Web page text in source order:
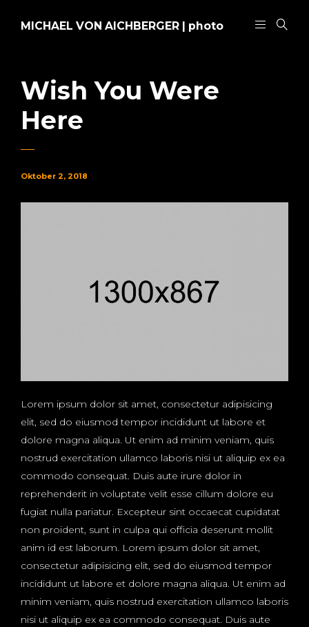
MICHAEL VON AICHBERGER | photo
Wish You Were
Here
Oktober 2, 2018
Lorem ipsum dolor sit amet, consectetur adipisicing
elit, sed do eiusmod tempor incididunt ut labore et
dolore magna aliqua. Ut enim ad minim veniam, quis
nostrud exercitation ullamco laboris nisi ut aliquip ex ea
commodo consequat. Duis aute irure dolor in
reprehenderit in voluptate velit esse cillum dolore eu
fugiat nulla pariatur. Excepteur sint occaecat cupidatat
non proident, sunt in culpa qui officia deserunt mollit
anim id est laborum. Lorem ipsum dolor sit amet,
consectetur adipisicing elit, sed do eiusmod tempor
incididunt ut labore et dolore magna aliqua. Ut enim ad
minim veniam, quis nostrud exercitation ullamco laboris
nisi ut aliquip ex ea commodo consequat. Duis aute